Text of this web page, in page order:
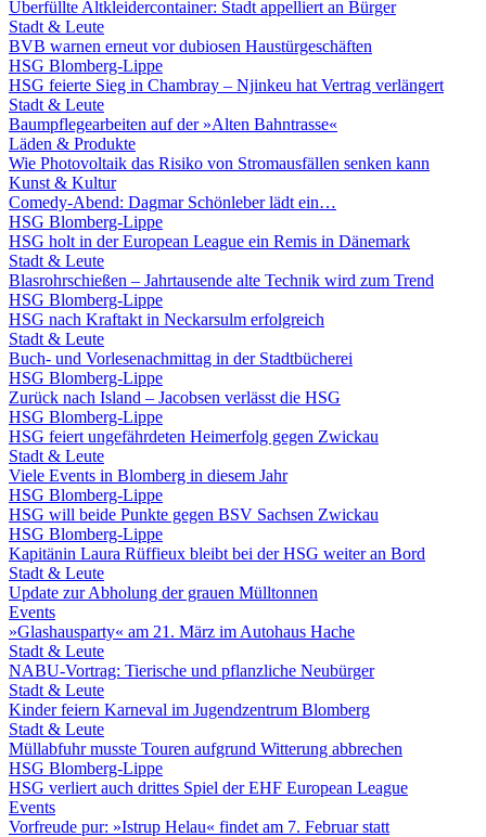
Überfüllte Altkleidercontainer: Stadt appelliert an Bürger
Stadt & Leute
BVB warnen erneut vor dubiosen Haustürgeschäften
HSG Blomberg-Lippe
HSG feierte Sieg in Chambray – Njinkeu hat Vertrag verlängert
Stadt & Leute
Baumpflegearbeiten auf der »Alten Bahntrasse«
Läden & Produkte
Wie Photovoltaik das Risiko von Stromausfällen senken kann
Kunst & Kultur
Comedy-Abend: Dagmar Schönleber lädt ein…
HSG Blomberg-Lippe
HSG holt in der European League ein Remis in Dänemark
Stadt & Leute
Blasrohrschießen – Jahrtausende alte Technik wird zum Trend
HSG Blomberg-Lippe
HSG nach Kraftakt in Neckarsulm erfolgreich
Stadt & Leute
Buch- und Vorlesenachmittag in der Stadtbücherei
HSG Blomberg-Lippe
Zurück nach Island – Jacobsen verlässt die HSG
HSG Blomberg-Lippe
HSG feiert ungefährdeten Heimerfolg gegen Zwickau
Stadt & Leute
Viele Events in Blomberg in diesem Jahr
HSG Blomberg-Lippe
HSG will beide Punkte gegen BSV Sachsen Zwickau
HSG Blomberg-Lippe
Kapitänin Laura Rüffieux bleibt bei der HSG weiter an Bord
Stadt & Leute
Update zur Abholung der grauen Mülltonnen
Events
»Glashausparty« am 21. März im Autohaus Hache
Stadt & Leute
NABU-Vortrag: Tierische und pflanzliche Neubürger
Stadt & Leute
Kinder feiern Karneval im Jugendzentrum Blomberg
Stadt & Leute
Müllabfuhr musste Touren aufgrund Witterung abbrechen
HSG Blomberg-Lippe
HSG verliert auch drittes Spiel der EHF European League
Events
Vorfreude pur: »Istrup Helau« findet am 7. Februar statt